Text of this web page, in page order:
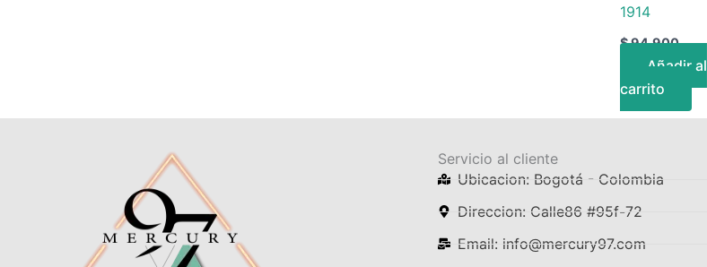
1914
$94.900
Añadir al
carrito
Servicio al cliente
Ubicacion: Bogotá - Colombia
Direccion: Calle86 #95f-72
Email: info@mercury97.com